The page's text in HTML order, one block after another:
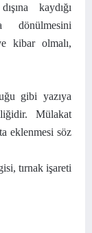
kaydığı
dönülmesini
kibar olmalı,
gibi yazıya
Mülakat
eklenmesi söz
tırnak işareti